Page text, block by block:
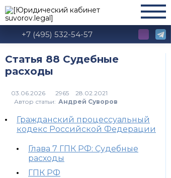
+7 (495) 532-54-57
Статья 88 Судебные
расходы
2965
Автор статьи: Андрей Суворов
Гражданский процессуальный
кодекс Российской Федерации
Глава 7 ГПК РФ: Судебные
расходы
ГПК РФ